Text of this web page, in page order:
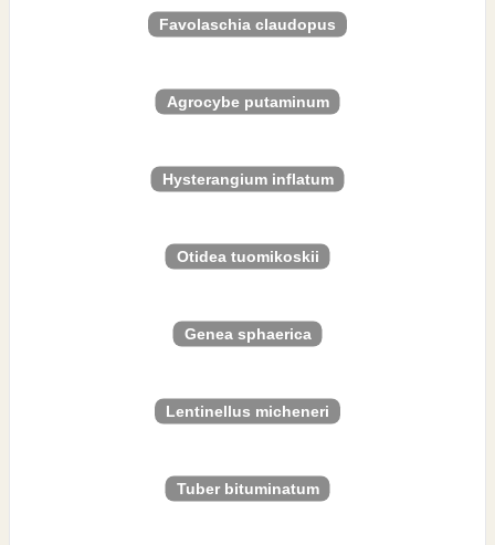
Favolaschia claudopus
Agrocybe putaminum
Hysterangium inflatum
Otidea tuomikoskii
Genea sphaerica
Lentinellus micheneri
Tuber bituminatum